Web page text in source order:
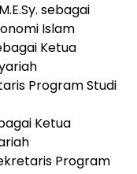
sebagai
Islam
Ketua
Program Studi
Ketua
Program